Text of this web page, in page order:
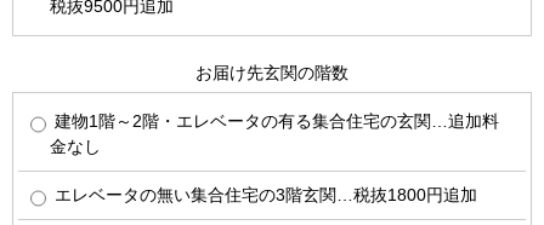
税抜9500円追加
お届け先玄関の階数
建物1階～2階・エレベータの有る集合住宅の玄関…追加料
金なし
エレベータの無い集合住宅の3階玄関…税抜1800円追加